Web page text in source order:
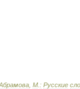
М : Русские